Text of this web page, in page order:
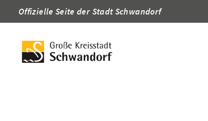
Offizielle Seite der Stadt Schwandorf